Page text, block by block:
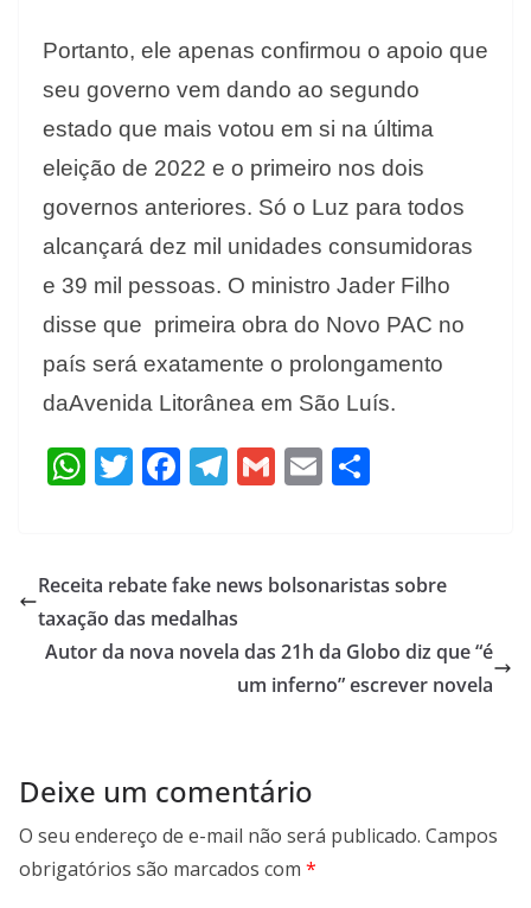
Portanto, ele apenas confirmou o apoio que
seu governo vem dando ao segundo
estado que mais votou em si na última
eleição de 2022 e o primeiro nos dois
governos anteriores. Só o Luz para todos
alcançará dez mil unidades consumidoras
e 39 mil pessoas. O ministro Jader Filho
disse que primeira obra do Novo PAC no
país será exatamente o prolongamento
daAvenida Litorânea em São Luís.
W
s
A
p
T
er
F
b
o
o
T
gr
a
m
G
l
E
l e
Receita rebate fake news bolsonaristas sobre
taxação das medalhas
Autor da nova novela das 21h da Globo diz que “é
um inferno” escrever novela
Deixe um comentário
O seu endereço de e-mail não será publicado. Campos
obrigatórios são marcados com *